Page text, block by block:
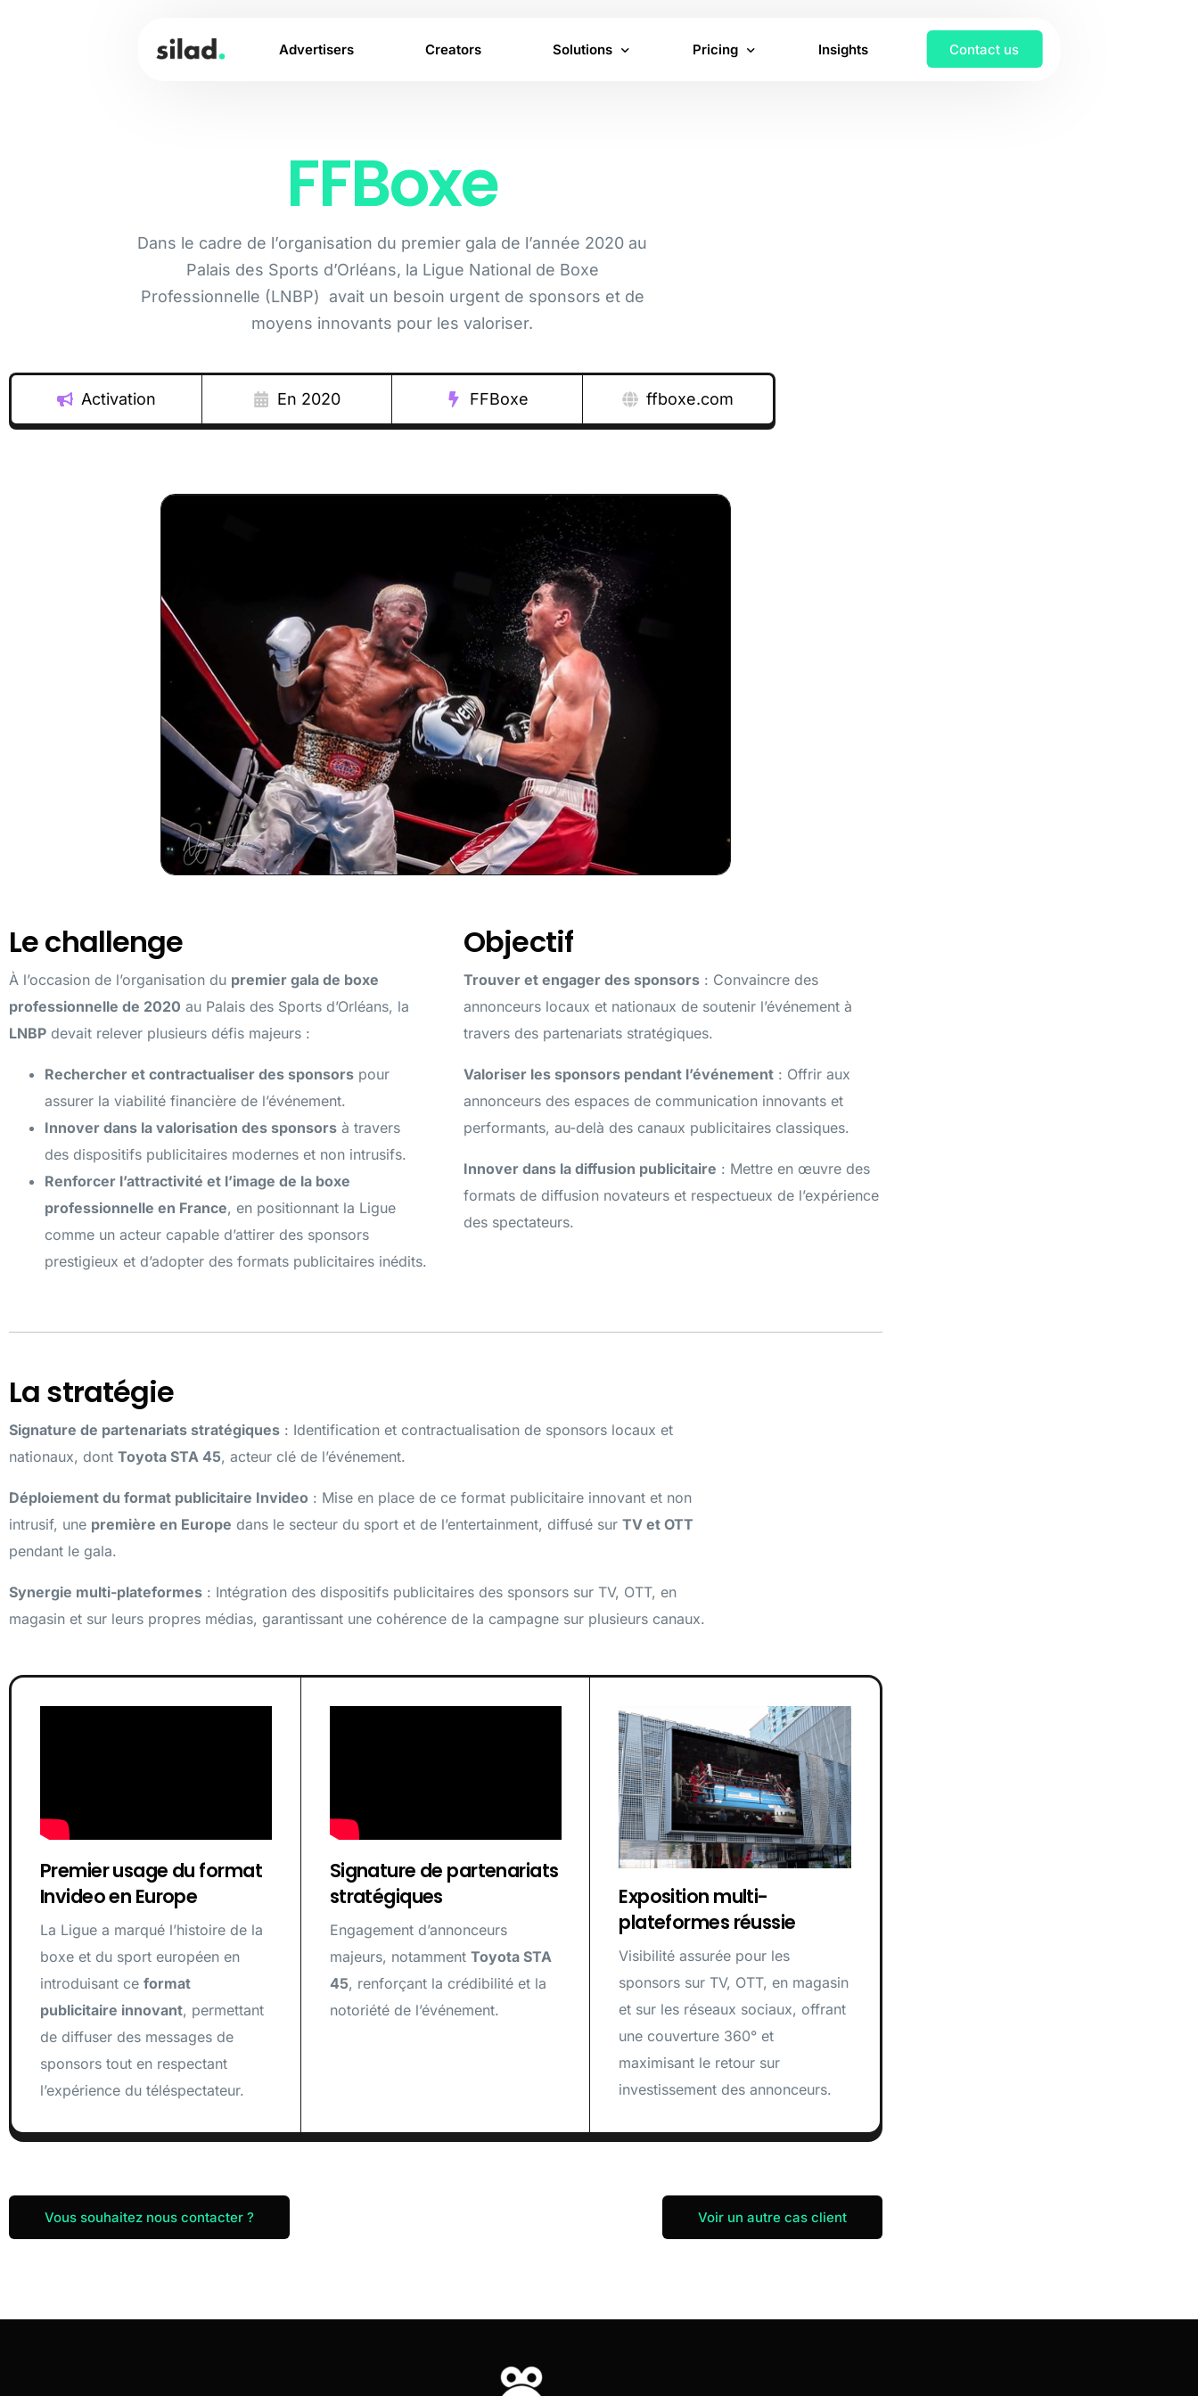
Advertisers Creators Solutions Pricing Insights Contact us
FFBoxe
Dans le cadre de l’organisation du premier gala de l’année 2020 au
Palais des Sports d’Orléans, la Ligue National de Boxe
Professionnelle (LNBP) avait un besoin urgent de sponsors et de
moyens innovants pour les valoriser.
Activation En 2020 FFBoxe ffboxe.com
Le challenge
À l’occasion de l’organisation du premier gala de boxe
professionnelle de 2020 au Palais des Sports d’Orléans, la
LNBP devait relever plusieurs défis majeurs :
Rechercher et contractualiser des sponsors pour
assurer la viabilité financière de l’événement.
Innover dans la valorisation des sponsors à travers
des dispositifs publicitaires modernes et non intrusifs.
Renforcer l’attractivité et l’image de la boxe
professionnelle en France, en positionnant la Ligue
comme un acteur capable d’attirer des sponsors
prestigieux et d’adopter des formats publicitaires inédits.
Objectif
Trouver et engager des sponsors : Convaincre des
annonceurs locaux et nationaux de soutenir l’événement à
travers des partenariats stratégiques.
Valoriser les sponsors pendant l’événement : Offrir aux
annonceurs des espaces de communication innovants et
performants, au-delà des canaux publicitaires classiques.
Innover dans la diffusion publicitaire : Mettre en œuvre des
formats de diffusion novateurs et respectueux de l’expérience
des spectateurs.
La stratégie
Signature de partenariats stratégiques : Identification et contractualisation de sponsors locaux et
nationaux, dont Toyota STA 45, acteur clé de l’événement.
Déploiement du format publicitaire Invideo : Mise en place de ce format publicitaire innovant et non
intrusif, une première en Europe dans le secteur du sport et de l’entertainment, diffusé sur TV et OTT
pendant le gala.
Synergie multi-plateformes : Intégration des dispositifs publicitaires des sponsors sur TV, OTT, en
magasin et sur leurs propres médias, garantissant une cohérence de la campagne sur plusieurs canaux.
Premier usage du format
Invideo en Europe
La Ligue a marqué l’histoire de la
boxe et du sport européen en
introduisant ce format
publicitaire innovant, permettant
de diffuser des messages de
sponsors tout en respectant
l’expérience du téléspectateur.
Signature de partenariats
stratégiques
Engagement d’annonceurs
majeurs, notamment Toyota STA
45, renforçant la crédibilité et la
notoriété de l’événement.
Exposition multi-
plateformes réussie
Visibilité assurée pour les
sponsors sur TV, OTT, en magasin
et sur les réseaux sociaux, offrant
une couverture 360° et
maximisant le retour sur
investissement des annonceurs.
Vous souhaitez nous contacter ? Voir un autre cas client